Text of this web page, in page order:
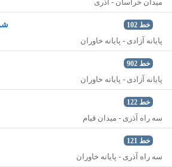
میدان خراسان - آذری
خط 102
پایانه آزادی - پایانه خاوران
خط 902
پایانه آزادی - پایانه خاوران
خط 122
سه راه آذری - میدان قیام
خط 121
سه راه آذری - پایانه خاوران